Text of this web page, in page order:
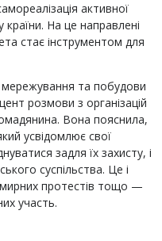
активної
На це направлені
стає інструментом для
мережування та побудови
розмови з організацій
Вона пояснила,
усвідомлює свої
задля їх захисту, і
суспільства. Це і
мирних протестів тощо —
участь.